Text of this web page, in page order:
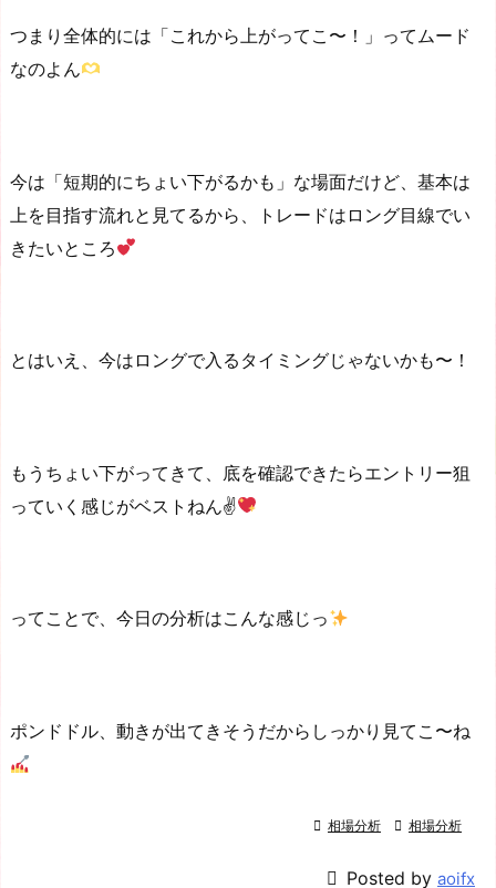
つまり全体的には「これから上がってこ〜！」ってムード
なのよん
今は「短期的にちょい下がるかも」な場面だけど、基本は
上を目指す流れと見てるから、トレードはロング目線でい
きたいところ
とはいえ、今はロングで入るタイミングじゃないかも〜！
もうちょい下がってきて、底を確認できたらエントリー狙
っていく感じがベストねん✌
ってことで、今日の分析はこんな感じっ
ポンドドル、動きが出てきそうだからしっかり見てこ〜ね
 相場分析  相場分析
 Posted by aoifx